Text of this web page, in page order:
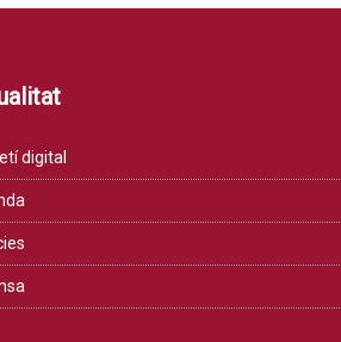
digital